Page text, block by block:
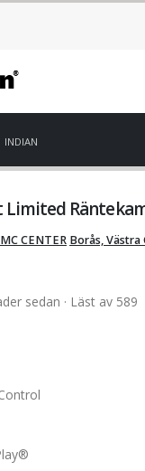
INDIAN
CENTER Borås,
sedan · Läst av 589